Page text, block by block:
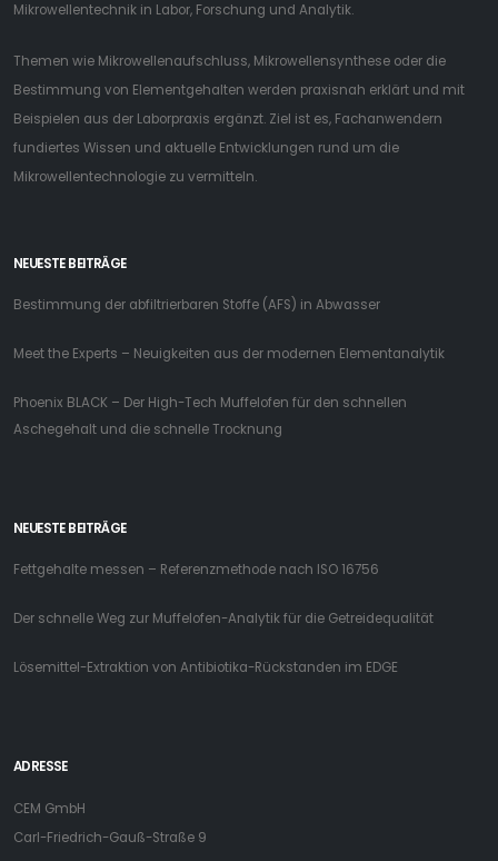
Mikrowellentechnik in Labor, Forschung und Analytik.
Themen wie Mikrowellenaufschluss, Mikrowellensynthese oder die
Bestimmung von Elementgehalten werden praxisnah erklärt und mit
Beispielen aus der Laborpraxis ergänzt. Ziel ist es, Fachanwendern
fundiertes Wissen und aktuelle Entwicklungen rund um die
Mikrowellentechnologie zu vermitteln.
NEUESTE BEITRÄGE
Bestimmung der abfiltrierbaren Stoffe (AFS) in Abwasser
Meet the Experts – Neuigkeiten aus der modernen Elementanalytik
Phoenix BLACK – Der High-Tech Muffelofen für den schnellen
Aschegehalt und die schnelle Trocknung
NEUESTE BEITRÄGE
Fettgehalte messen – Referenzmethode nach ISO 16756
Der schnelle Weg zur Muffelofen-Analytik für die Getreidequalität
Lösemittel-Extraktion von Antibiotika-Rückstanden im EDGE
ADRESSE
CEM GmbH
Carl-Friedrich-Gauß-Straße 9